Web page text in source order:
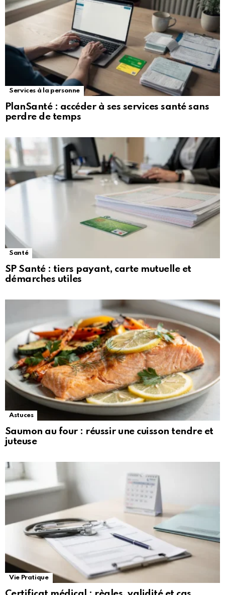
Services à la personne
PlanSanté : accéder à ses services santé sans
perdre de temps
Santé
SP Santé : tiers payant, carte mutuelle et
démarches utiles
Astuces
Saumon au four : réussir une cuisson tendre et
juteuse
Vie Pratique